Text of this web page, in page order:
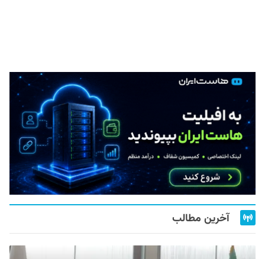
آخرین مطالب